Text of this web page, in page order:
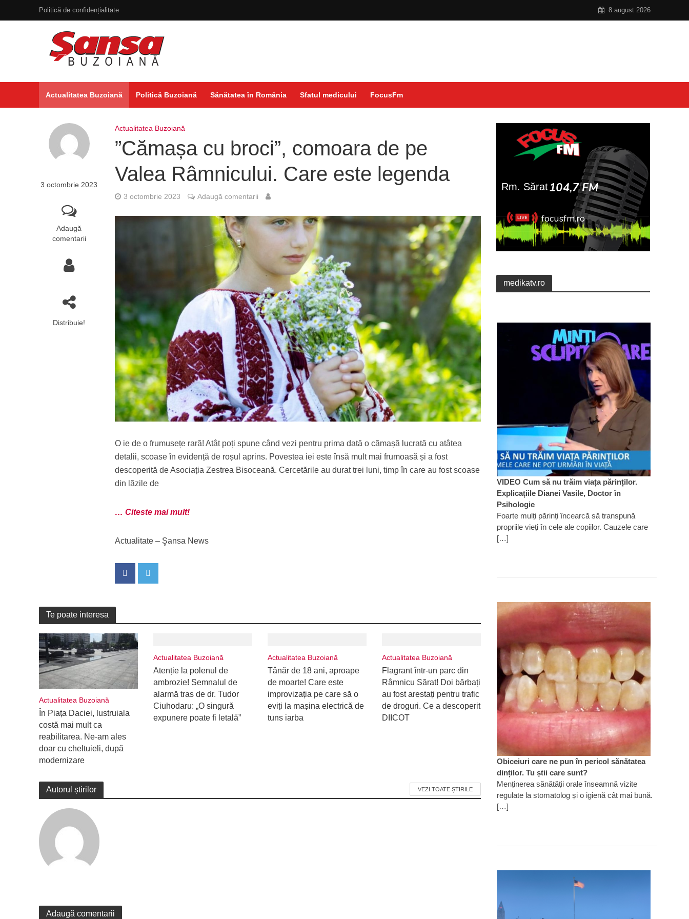
Politică de confidențialitate 8 august 2026
Actualitatea Buzoiană Politică Buzoiană Sănătatea în România Sfatul medicului FocusFm
3 octombrie 2023
Adaugă
comentarii
Distribuie!
Actualitatea Buzoiană
”Cămașa cu broci”, comoara de pe
Valea Râmnicului. Care este legenda
3 octombrie 2023 Adaugă comentarii
O ie de o frumusețe rară! Atât poți spune când vezi pentru prima dată o cămașă lucrată cu atâtea
detalii, scoase în evidență de roșul aprins. Povestea iei este însă mult mai frumoasă și a fost
descoperită de Asociația Zestrea Bisoceană. Cercetările au durat trei luni, timp în care au fost scoase
din lăzile de
… Citeste mai mult!
Actualitate – Şansa News
Te poate interesa
Actualitatea Buzoiană
În Piața Daciei, lustruiala
costă mai mult ca
reabilitarea. Ne-am ales
doar cu cheltuieli, după
modernizare
Actualitatea Buzoiană
Atenție la polenul de
ambrozie! Semnalul de
alarmă tras de dr. Tudor
Ciuhodaru: „O singură
expunere poate fi letală”
Actualitatea Buzoiană
Tânăr de 18 ani, aproape
de moarte! Care este
improvizația pe care să o
eviți la mașina electrică de
tuns iarba
Actualitatea Buzoiană
Flagrant într-un parc din
Râmnicu Sărat! Doi bărbați
au fost arestați pentru trafic
de droguri. Ce a descoperit
DIICOT
Autorul știrilor VEZI TOATE ȘTIRILE
Adaugă comentarii
medikatv.ro
VIDEO Cum să nu trăim viața părinților.
Explicațiile Dianei Vasile, Doctor în
Psihologie
Foarte mulți părinți încearcă să transpună
propriile vieți în cele ale copiilor. Cauzele care
[…]
Obiceiuri care ne pun în pericol sănătatea
dinților. Tu știi care sunt?
Menținerea sănătății orale înseamnă vizite
regulate la stomatolog și o igienă cât mai bună.
[…]